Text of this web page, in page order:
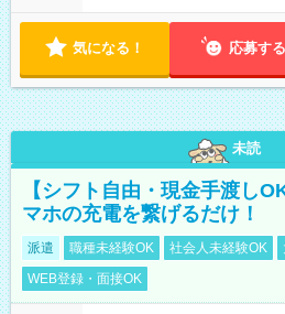
気になる！ 応募する
未読
【シフト自由・現金手渡し
マホの充電を繋げるだけ！
派遣 職種未経験OK 社会人未経験OK
WEB登録・面接OK